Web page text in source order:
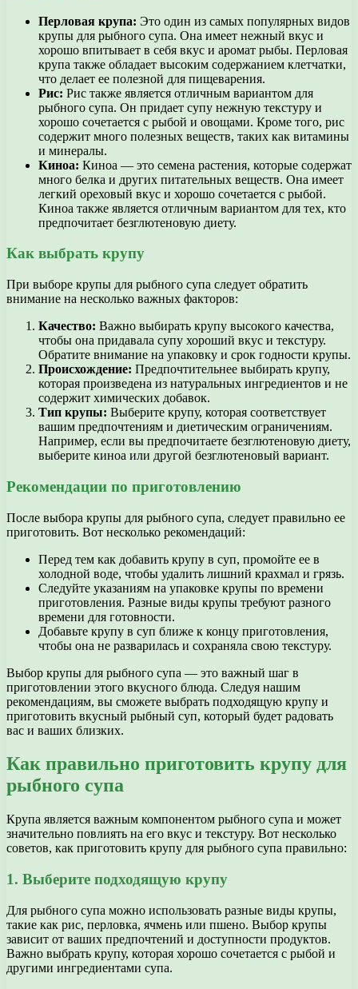
Перловая крупа: Это один из самых популярных видов
крупы для рыбного супа. Она имеет нежный вкус и
хорошо впитывает в себя вкус и аромат рыбы. Перловая
крупа также обладает высоким содержанием клетчатки,
что делает ее полезной для пищеварения.
Рис: Рис также является отличным вариантом для
рыбного супа. Он придает супу нежную текстуру и
хорошо сочетается с рыбой и овощами. Кроме того, рис
содержит много полезных веществ, таких как витамины
и минералы.
Киноа: Киноа — это семена растения, которые содержат
много белка и других питательных веществ. Она имеет
легкий ореховый вкус и хорошо сочетается с рыбой.
Киноа также является отличным вариантом для тех, кто
предпочитает безглютеновую диету.
Как выбрать крупу
При выборе крупы для рыбного супа следует обратить
внимание на несколько важных факторов:
Качество: Важно выбирать крупу высокого качества,
чтобы она придавала супу хороший вкус и текстуру.
Обратите внимание на упаковку и срок годности крупы.
Происхождение: Предпочтительнее выбирать крупу,
которая произведена из натуральных ингредиентов и не
содержит химических добавок.
Тип крупы: Выберите крупу, которая соответствует
вашим предпочтениям и диетическим ограничениям.
Например, если вы предпочитаете безглютеновую диету,
выберите киноа или другой безглютеновый вариант.
Рекомендации по приготовлению
После выбора крупы для рыбного супа, следует правильно ее
приготовить. Вот несколько рекомендаций:
Перед тем как добавить крупу в суп, промойте ее в
холодной воде, чтобы удалить лишний крахмал и грязь.
Следуйте указаниям на упаковке крупы по времени
приготовления. Разные виды крупы требуют разного
времени для готовности.
Добавьте крупу в суп ближе к концу приготовления,
чтобы она не разварилась и сохраняла свою текстуру.
Выбор крупы для рыбного супа — это важный шаг в
приготовлении этого вкусного блюда. Следуя нашим
рекомендациям, вы сможете выбрать подходящую крупу и
приготовить вкусный рыбный суп, который будет радовать
вас и ваших близких.
Как правильно приготовить крупу для
рыбного супа
Крупа является важным компонентом рыбного супа и может
значительно повлиять на его вкус и текстуру. Вот несколько
советов, как приготовить крупу для рыбного супа правильно:
1. Выберите подходящую крупу
Для рыбного супа можно использовать разные виды крупы,
такие как рис, перловка, ячмень или пшено. Выбор крупы
зависит от ваших предпочтений и доступности продуктов.
Важно выбрать крупу, которая хорошо сочетается с рыбой и
другими ингредиентами супа.